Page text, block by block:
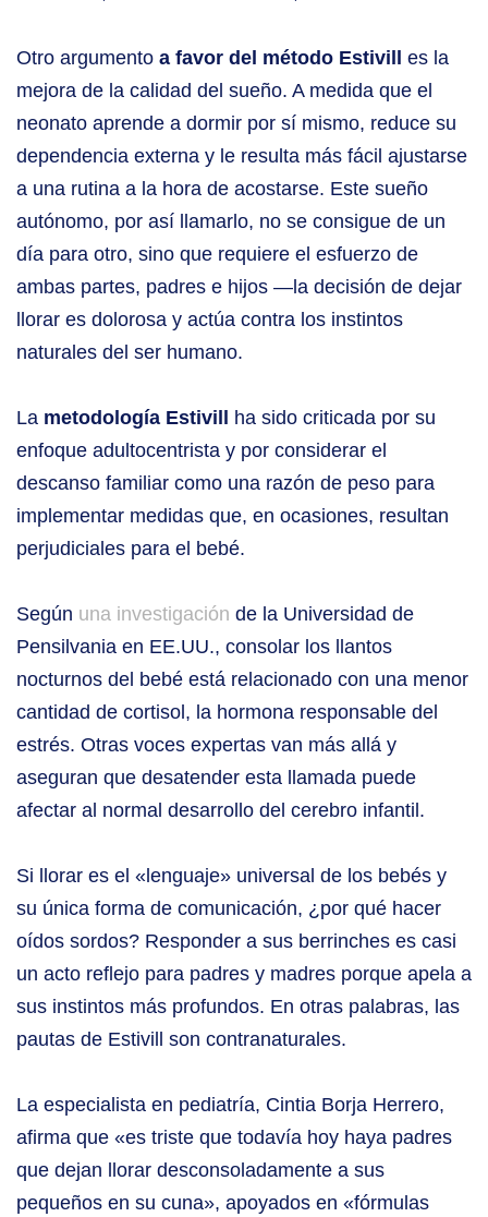
Otro argumento a favor del método Estivill
es la
mejora de la calidad del sueño. A medida que el
neonato aprende a dormir por sí mismo, reduce su
dependencia externa y le resulta más fácil ajustarse
a una rutina a la hora de acostarse. Este sueño
autónomo, por así llamarlo, no se consigue de un
día para otro, sino que requiere el esfuerzo de
ambas partes, padres e hijos —la decisión de dejar
llorar es dolorosa y actúa contra los instintos
naturales del ser humano.
La metodología Estivill
ha sido criticada por su
enfoque adultocentrista y por considerar el
descanso familiar como una razón de peso para
implementar medidas que, en ocasiones, resultan
perjudiciales para el bebé.
Según una investigación de la Universidad de
Pensilvania en EE.UU., consolar los llantos
nocturnos del bebé está relacionado con una menor
cantidad de cortisol, la hormona responsable del
estrés. Otras voces expertas van más allá y
aseguran que desatender esta llamada puede
afectar al normal desarrollo del cerebro infantil.
Si llorar es el «lenguaje» universal de los bebés y
su única forma de comunicación, ¿por qué hacer
oídos sordos? Responder a sus berrinches es casi
un acto reflejo para padres y madres porque apela a
sus instintos más profundos. En otras palabras, las
pautas de Estivill son contranaturales.
La especialista en pediatría, Cintia Borja Herrero,
afirma que «es triste que todavía hoy haya padres
que dejan llorar desconsoladamente a sus
pequeños en su cuna», apoyados en «fórmulas